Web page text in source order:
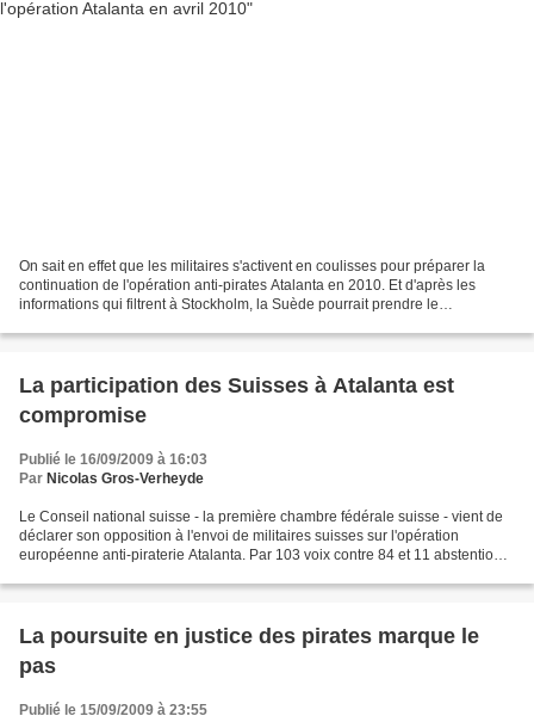
On sait en effet que les militaires s'activent en coulisses pour préparer la
continuation de l'opération anti-pirates Atalanta en 2010. Et d'après les
informations qui filtrent à Stockholm, la Suède pourrait prendre le
La participation des Suisses à Atalanta est
compromise
Publié le 16/09/2009 à 16:03
Par Nicolas Gros-Verheyde
Le Conseil national suisse - la première chambre fédérale suisse - vient de
déclarer son opposition à l'envoi de militaires suisses sur l'opération
européenne anti-piraterie Atalanta. Par 103 voix contre 84 et 11 abstentions,
La poursuite en justice des pirates marque le
pas
Publié le 15/09/2009 à 23:55